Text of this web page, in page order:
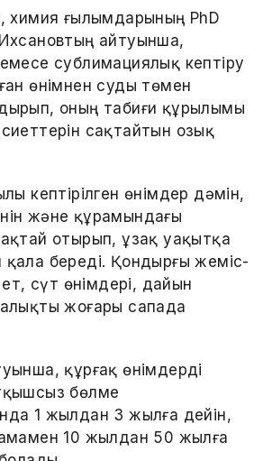
химия ғылымдарының PhD
айтуынша,
сублимациялық кептіру
өнімнен суды төмен
оның табиғи құрылымы
сақтайтын озық
кептірілген өнімдер дәмін,
және құрамындағы
отырып, ұзақ уақытқа
береді. Қондырғы жеміс-
сүт өнімдері, дайын
жоғары сапада
құрғақ өнімдерді
бөлме
1 жылдан 3 жылға дейін,
10 жылдан 50 жылға